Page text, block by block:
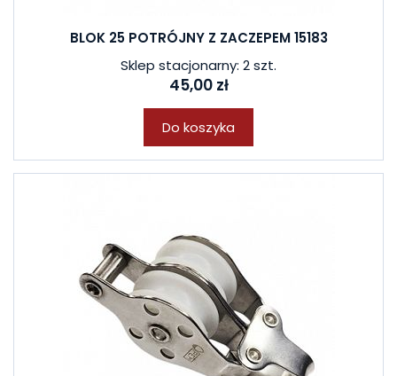
BLOK 25 POTRÓJNY Z ZACZEPEM 15183
Sklep stacjonarny: 2 szt.
45,00 zł
Do koszyka